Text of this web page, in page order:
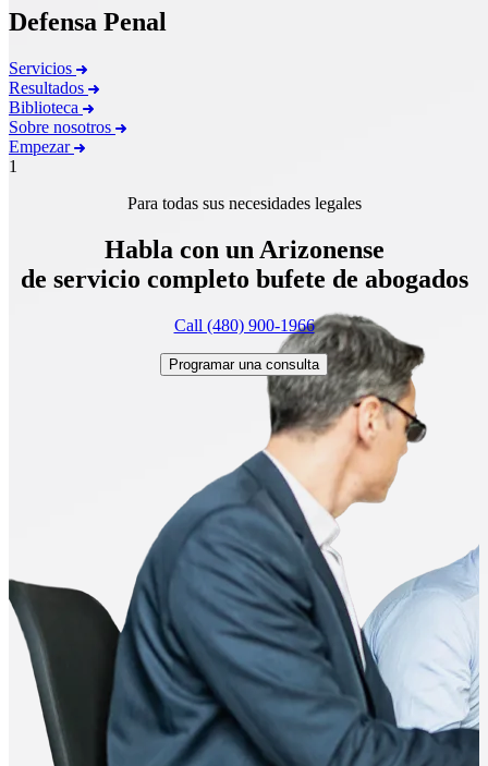
Defensa Penal
Servicios
Resultados
Biblioteca
Sobre nosotros
Empezar
1
Para todas sus necesidades legales
Habla con un Arizonense
de servicio completo bufete de abogados
Call (480) 900-1966
Programar una consulta